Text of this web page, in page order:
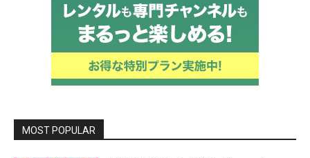
MOST POPULAR